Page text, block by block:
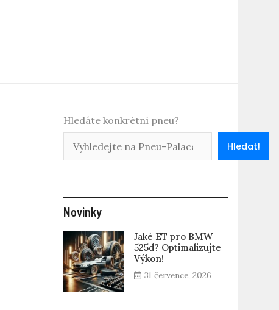
Hledáte konkrétní pneu?
Hledat!
Novinky
Jaké ET pro BMW
525d? Optimalizujte
Výkon!
31 července, 2026